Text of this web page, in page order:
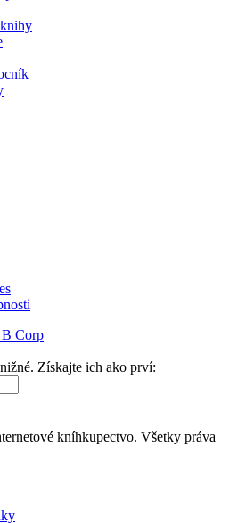
Corp
Získajte ich ako prví:
kníhkupectvo. Všetky práva